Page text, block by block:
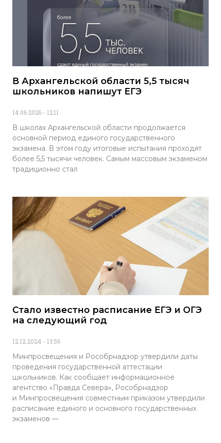
В Архангельской области 5,5 тысяч
школьников напишут ЕГЭ
14.06.2026 12:11
В школах Архангельской области продолжается
основной период единого государственного
экзамена. В этом году итоговые испытания проходят
более 5,5 тысячи человек. Самым массовым экзаменом
традиционно стал
Стало известно расписание ЕГЭ и ОГЭ
на следующий год
12.12.2024 13:56
Минпросвещения и Рособрнадзор утвердили даты
проведения государственной аттестации
школьников. Как сообщает информационное
агентство «Правда Севера», Рособрнадзор
и Минпросвещения совместным приказом утвердили
расписание единого и основного государственных
экзаменов —